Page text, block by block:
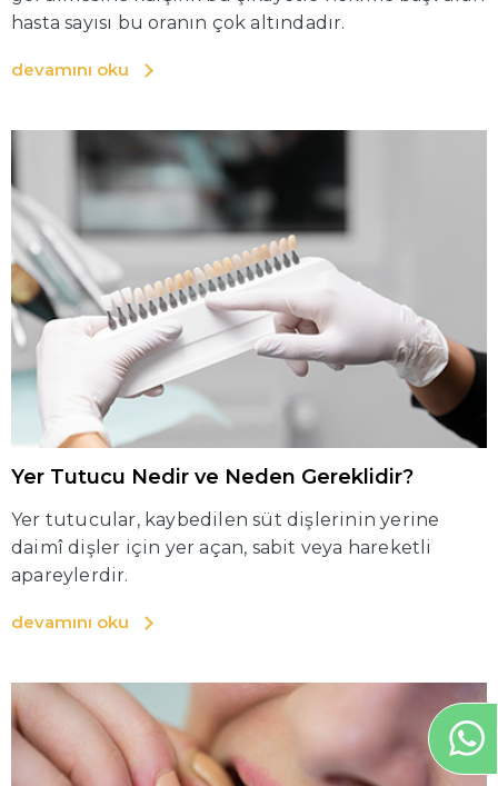
hasta sayısı bu oranın çok altındadır.
devamını oku
Yer Tutucu Nedir ve Neden Gereklidir?
Yer tutucular, kaybedilen süt dişlerinin yerine
daimî dişler için yer açan, sabit veya hareketli
apareylerdir.
devamını oku